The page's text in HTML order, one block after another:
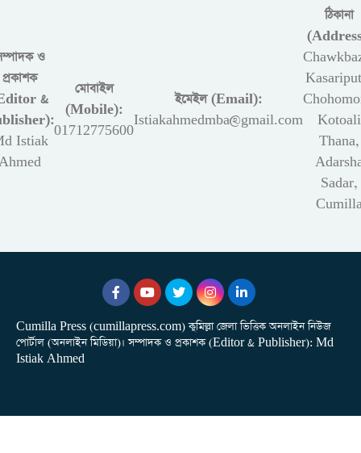
ও
প্রকাশক
&
Istiak
মোবাইল
(Mobile):
01712775600
ইমেইল (Email):
Istiakahmedmba@gmail.com
ঠিকানা
Kotoali
Thana,
Sadar,
Cumilla Press (cumillapress.com) কুমিল্লা জেলা ভিত্তিক অনলাইন নিউজ
পোর্টাল (অনলাইন মিডিয়া)। সম্পাদক ও প্রকাশক (Editor & Publisher): Md
Istiak Ahmed